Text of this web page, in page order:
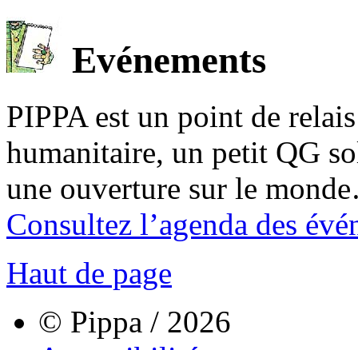
Evénements
PIPPA est un point de
humanitaire, un petit QG
une ouverture sur le
Consultez l’agenda des
Haut de page
© Pippa / 2026